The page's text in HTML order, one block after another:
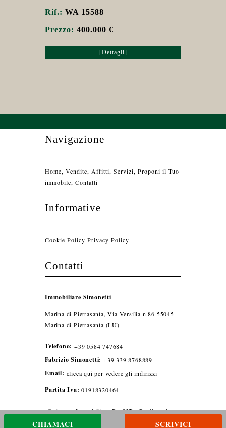
Rif.: WA 15588
Prezzo: 400.000 €
[Dettagli]
CHIAMACI SCRIVICI
Navigazione
Home, Vendite, Affitti, Servizi, Proponi il Tuo
immobile, Contatti
Informative
Cookie Policy Privacy Policy
Contatti
Immobiliare Simonetti
Marina di Pietrasanta, Via Versilia n.86 55045 -
Marina di Pietrasanta (LU)
Telefono: +39 0584 747684
Fabrizio Simonetti: +39 339 8768889
Email: clicca qui per vedere gli indirizzi
Partita Iva:01918320464
Software Immobiliare By SIT-Realizzazione